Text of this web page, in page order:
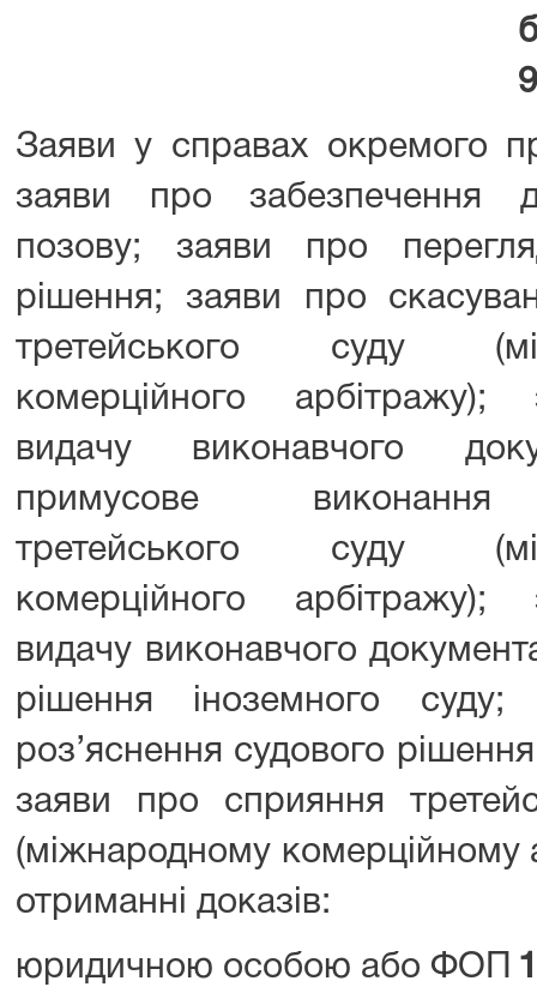
Заяви у справах окремого
заяви про забезпечення
позову; заяви про
рішення; заяви про
третейського суду
комерційного
видачу виконавчого
примусове
третейського суду
комерційного
видачу виконавчого
рішення іноземного
роз’яснення судового
заяви про сприяння
(міжнародному комерційному
отриманні доказів:
юридичною особою або ФОП